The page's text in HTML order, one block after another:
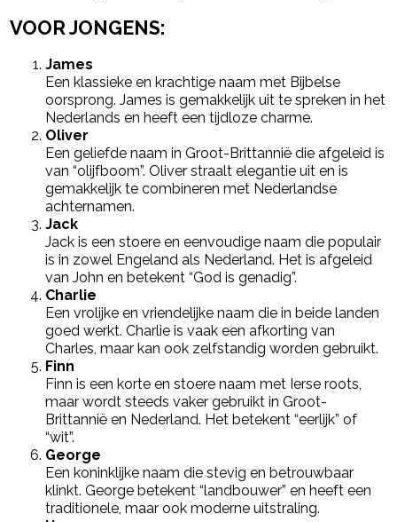
VOOR JONGENS:
James
Een klassieke en krachtige naam met Bijbelse
oorsprong. James is gemakkelijk uit te spreken in het
Nederlands en heeft een tijdloze charme.
Oliver
Een geliefde naam in Groot-Brittannië die afgeleid is
van “olijfboom”. Oliver straalt elegantie uit en is
gemakkelijk te combineren met Nederlandse
achternamen.
Jack
Jack is een stoere en eenvoudige naam die populair
is in zowel Engeland als Nederland. Het is afgeleid
van John en betekent “God is genadig”.
Charlie
Een vrolijke en vriendelijke naam die in beide landen
goed werkt. Charlie is vaak een afkorting van
Charles, maar kan ook zelfstandig worden gebruikt.
Finn
Finn is een korte en stoere naam met Ierse roots,
maar wordt steeds vaker gebruikt in Groot-
Brittannië en Nederland. Het betekent “eerlijk” of
“wit”.
George
Een koninklijke naam die stevig en betrouwbaar
klinkt. George betekent “landbouwer” en heeft een
traditionele, maar ook moderne uitstraling.